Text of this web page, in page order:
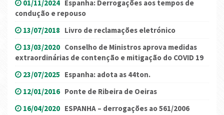
01/11/2024 Espanha: Derrogações aos tempos de
condução e repouso
13/07/2018 Livro de reclamações eletrónico
13/03/2020 Conselho de Ministros aprova medidas
extraordinárias de contenção e mitigação do COVID 19
23/07/2025 Espanha: adota as 44ton.
12/01/2016 Ponte de Ribeira de Oeiras
16/04/2020 ESPANHA – derrogações ao 561/2006